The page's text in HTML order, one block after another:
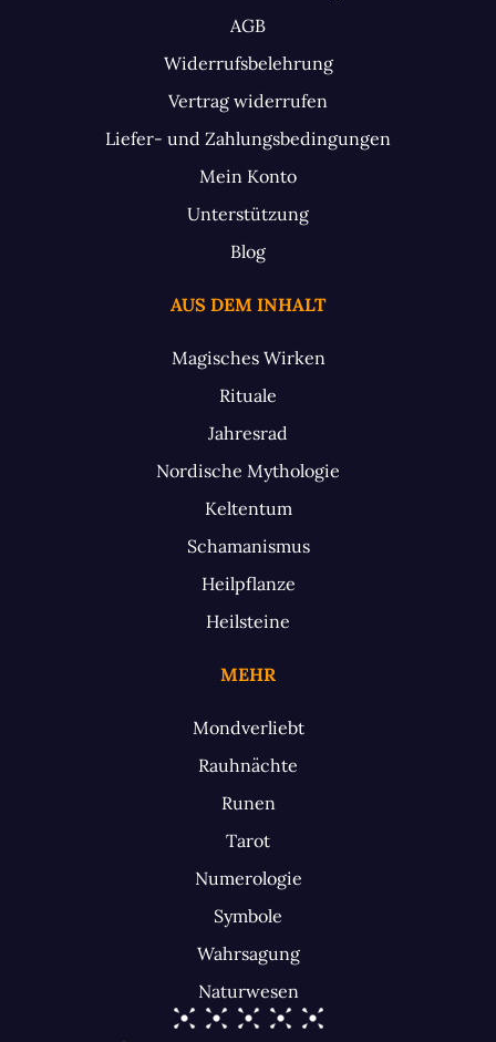
AGB
Widerrufsbelehrung
Vertrag widerrufen
Liefer- und Zahlungsbedingungen
Mein Konto
Unterstützung
Blog
AUS DEM INHALT
Magisches Wirken
Rituale
Jahresrad
Nordische Mythologie
Keltentum
Schamanismus
Heilpflanze
Heilsteine
MEHR
Mondverliebt
Rauhnächte
Runen
Tarot
Numerologie
Symbole
Wahrsagung
Naturwesen